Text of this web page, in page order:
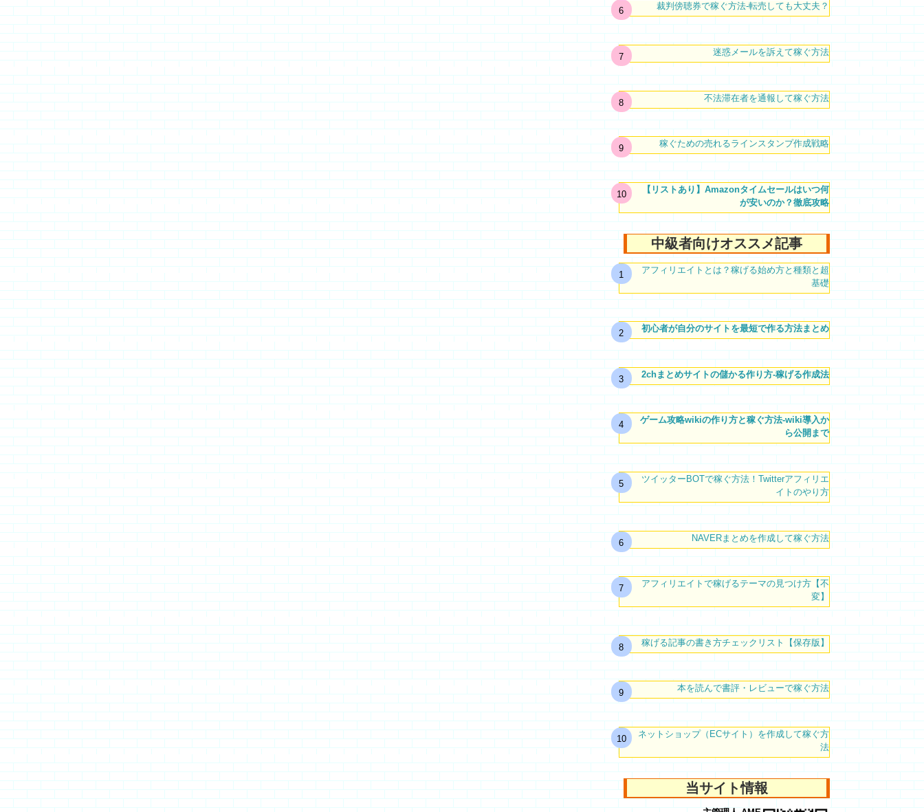
裁判傍聴券で稼ぐ方法-転売しても大丈夫？
迷惑メールを訴えて稼ぐ方法
不法滞在者を通報して稼ぐ方法
稼ぐための売れるラインスタンプ作成戦略
【リストあり】Amazonタイムセールはいつ何
が安いのか？徹底攻略
中級者向けオススメ記事
アフィリエイトとは？稼げる始め方と種類と超
基礎
初心者が自分のサイトを最短で作る方法まとめ
2chまとめサイトの儲かる作り方-稼げる作成法
ゲーム攻略wikiの作り方と稼ぐ方法-wiki導入か
ら公開まで
ツイッターBOTで稼ぐ方法！Twitterアフィリエ
イトのやり方
NAVERまとめを作成して稼ぐ方法
アフィリエイトで稼げるテーマの見つけ方【不
変】
稼げる記事の書き方チェックリスト【保存版】
本を読んで書評・レビューで稼ぐ方法
ネットショップ（ECサイト）を作成して稼ぐ方
法
当サイト情報